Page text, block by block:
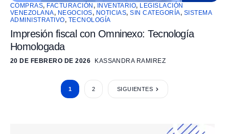
COMPRAS, FACTURACIÓN , INVENTARIO, LEGISLACIÓN
VENEZOLANA, NEGOCIOS, NOTICIAS,SIN CATEGORÍA, SISTEMA
ADMINISTRATIVO, TECNOLOGÍA
Impresión fiscal con Omninexo: Tecnología
Homologada
20 DE FEBRERO DE 2026 KASSANDRA RAMIREZ
1 2 SIGUIENTES